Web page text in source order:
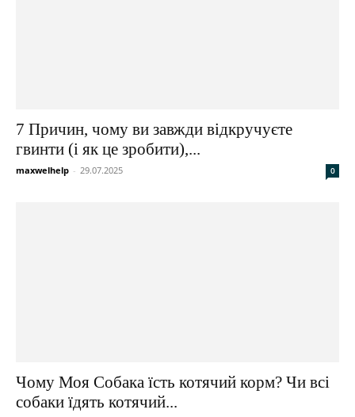
7 Причин, чому ви завжди відкручуєте
гвинти (і як це зробити),...
maxwelhelp - 29.07.2025 0
Чому Моя Собака їсть котячий корм? Чи всі
собаки їдять котячий...